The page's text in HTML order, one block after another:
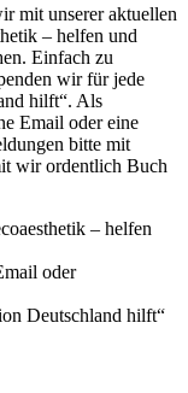
mit unserer aktuellen
– helfen und
Einfach zu
wir für jede
hilft“. Als
Email oder eine
bitte mit
wir ordentlich Buch
– helfen
oder
Deutschland hilft“